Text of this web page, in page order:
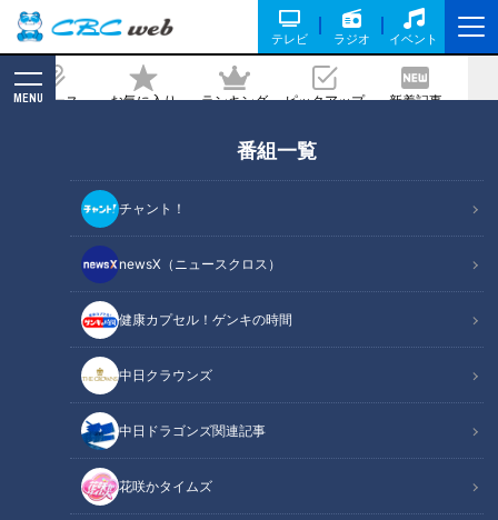
テレビ ラジオ イベント
ニュース お気に入り ランキング ピックアップ 新着記事
MENU
番組一覧
チャント！
newsX（ニュースクロス）
健康カプセル！ゲンキの時間
中日クラウンズ
中日ドラゴンズ関連記事
花咲かタイムズ
アナ「どういうこと？」 #5チャン春祭
り #歌ってみた #カラオケ #瀧川アナ
2026/05/27 17:53